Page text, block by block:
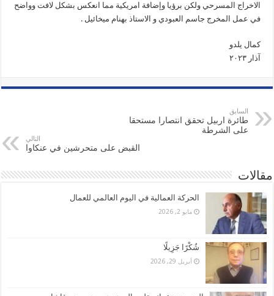
الاخراج المسرحي ولكن برؤيا وإضافة امريكية مما انعكس بشكل لافت وواضح
في عمل المخرج جاسم العبودي و الاستاذ بهنام ميخائيل .
كمال يلدو
آذار ٢٠٢٣
السابق
طائرة اربيل تحقق انتصارا مستحقا
على الشرطة
التالي
القبض على متحرشين في عنكاوا
مقالات
الحركة العمالية في اليوم العالمي للعمال
مايو 2, 2026
شُكْرًا جَزِيلًا
أبريل 29, 2026